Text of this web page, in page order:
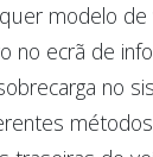
modelo de
no ecrã de
no